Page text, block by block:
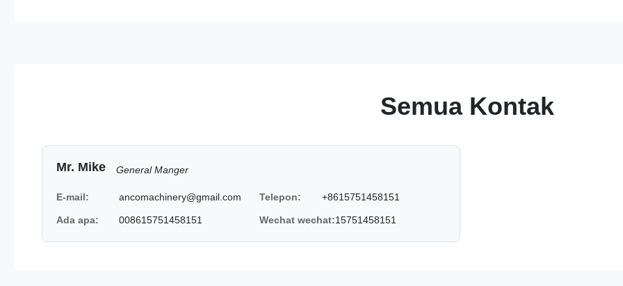
Semua Kontak
Mr. Mike General Manger
E-mail: ancomachinery@gmail.com Telepon: +8615751458151
Ada apa: 008615751458151 Wechat wechat:15751458151